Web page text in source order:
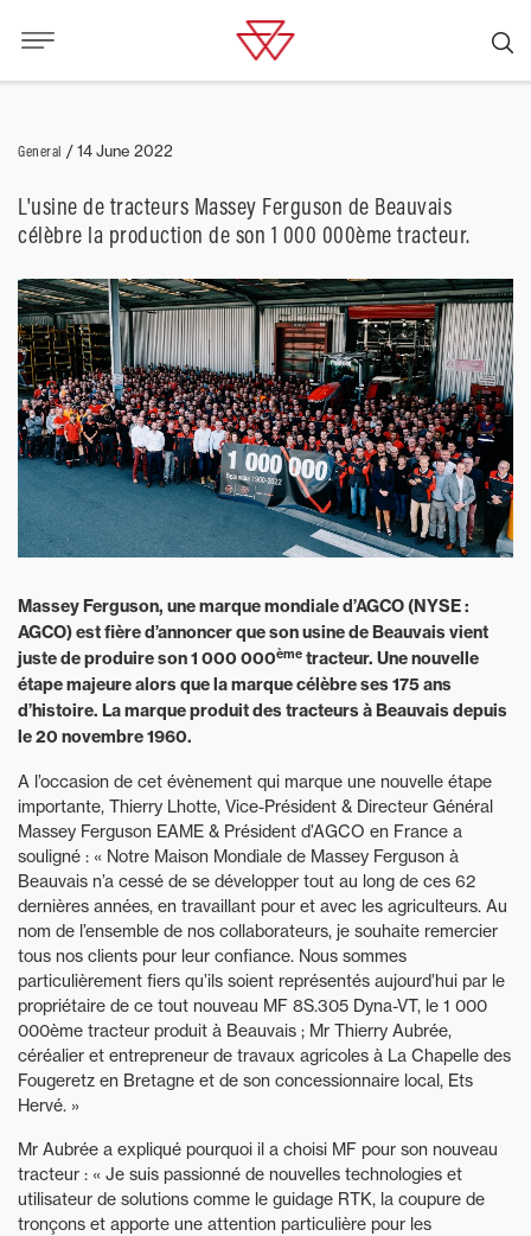
General /14 June 2022
L'usine de tracteurs Massey Ferguson de Beauvais
célèbre la production de son 1 000 000ème tracteur.
Massey Ferguson, une marque mondiale d’AGCO (NYSE :
AGCO) est fière d’annoncer que son usine de Beauvais vient
juste de produire son 1 000 000ème tracteur. Une nouvelle
étape majeure alors que la marque célèbre ses 175 ans
d’histoire. La marque produit des tracteurs à Beauvais depuis
le 20 novembre 1960.
A l’occasion de cet évènement qui marque une nouvelle étape
importante, Thierry Lhotte, Vice-Président & Directeur Général
Massey Ferguson EAME & Président d’AGCO en France a
souligné : « Notre Maison Mondiale de Massey Ferguson à
Beauvais n’a cessé de se développer tout au long de ces 62
dernières années, en travaillant pour et avec les agriculteurs. Au
nom de l’ensemble de nos collaborateurs, je souhaite remercier
tous nos clients pour leur confiance. Nous sommes
particulièrement fiers qu’ils soient représentés aujourd’hui par le
propriétaire de ce tout nouveau MF 8S.305 Dyna-VT, le 1 000
000ème tracteur produit à Beauvais ; Mr Thierry Aubrée,
céréalier et entrepreneur de travaux agricoles à La Chapelle des
Fougeretz en Bretagne et de son concessionnaire local, Ets
Hervé. »
Mr Aubrée a expliqué pourquoi il a choisi MF pour son nouveau
tracteur : « Je suis passionné de nouvelles technologies et
utilisateur de solutions comme le guidage RTK, la coupure de
tronçons et apporte une attention particulière pour les